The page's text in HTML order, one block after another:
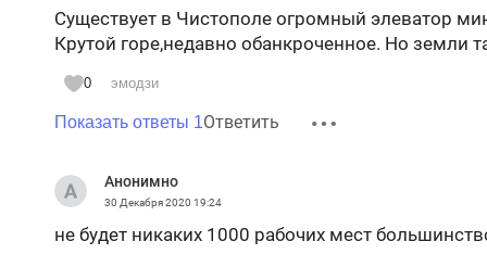
Существует в Чистополе огромный элеватор
Крутой горе,недавно обанкроченное. Но земли
0 эмодзи
Показать ответы 1Ответить
Анонимно
30 Декабря 2020 19:24
не будет никаких 1000 рабочих мест